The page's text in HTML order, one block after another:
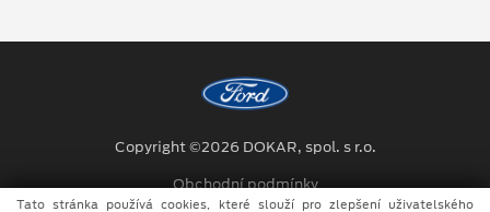
Copyright ©2026 DOKAR, spol. s r.o.
Obchodní podmínky
Tato stránka používá cookies, které slouží pro zlepšení uživatelského